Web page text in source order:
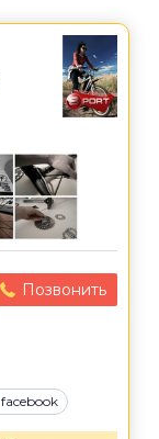
Позвонить
facebook